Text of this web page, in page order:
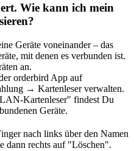
Wie kann ich mein
Geräte voneinander – das
mit denen es verbunden ist.
an.
orderbird App auf
→ Kartenleser verwalten.
Kartenleser" findest Du
Geräte.
nach links über den Namen
dann rechts auf "Löschen".